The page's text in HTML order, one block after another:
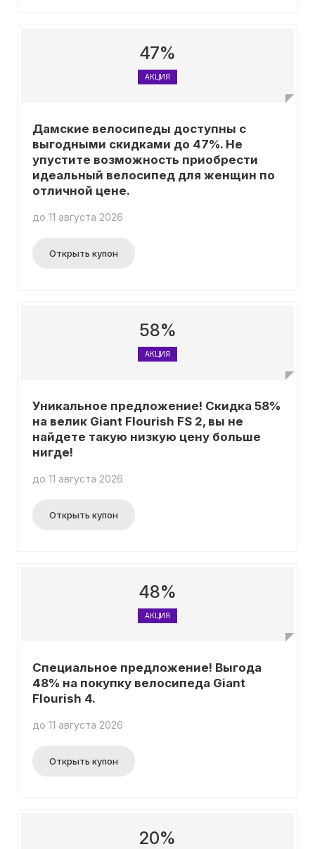
47%
АКЦИЯ
Дамские велосипеды доступны с
выгодными скидками до 47%. Не
упустите возможность приобрести
идеальный велосипед для женщин по
отличной цене.
до 11 августа 2026
Открыть купон
58%
АКЦИЯ
Уникальное предложение! Скидка 58%
на велик Giant Flourish FS 2, вы не
найдете такую низкую цену больше
нигде!
до 11 августа 2026
Открыть купон
48%
АКЦИЯ
Специальное предложение! Выгода
48% на покупку велосипеда Giant
Flourish 4.
до 11 августа 2026
Открыть купон
20%